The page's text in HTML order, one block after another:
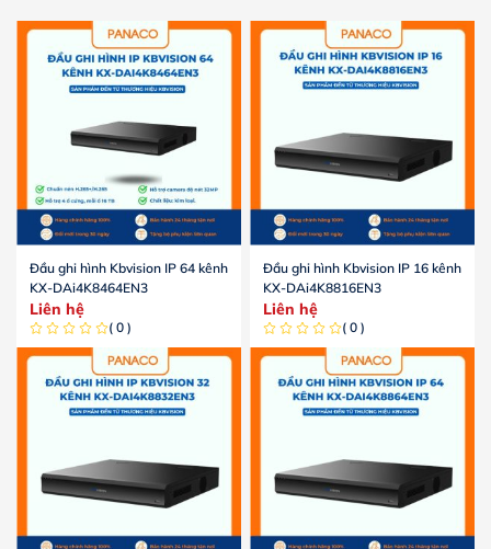
Đầu ghi hình Kbvision IP 64 kênh
KX-DAi4K8464EN3
Liên hệ
( 0 )
Đầu ghi hình Kbvision IP 16 kênh
KX-DAi4K8816EN3
Liên hệ
( 0 )